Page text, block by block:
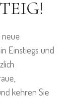
Einstiegs und
kehren Sie